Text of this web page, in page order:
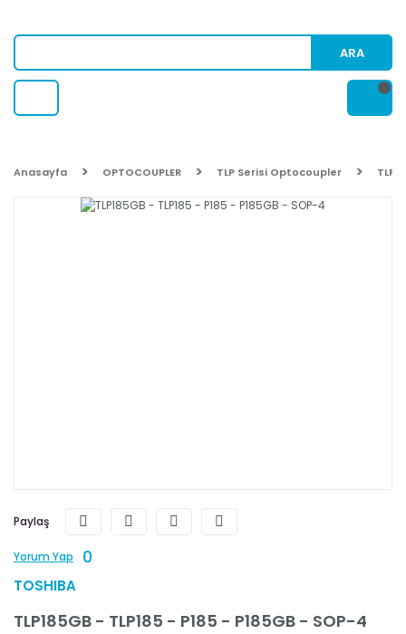
ARA
Anasayfa OPTOCOUPLER TLP Serisi Optocoupler
Paylaş
Yorum Yap 0
TOSHIBA
TLP185GB - TLP185 - P185 - P185GB - SOP-4